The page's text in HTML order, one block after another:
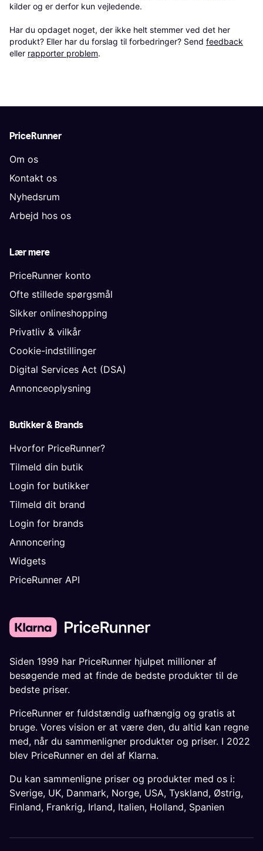
kilder og er derfor kun vejledende.
Har du opdaget noget, der ikke helt stemmer ved det her
produkt? Eller har du forslag til forbedringer? Send feedback
eller rapporter problem.
PriceRunner
Om os
Kontakt os
Nyhedsrum
Arbejd hos os
Lær mere
PriceRunner konto
Ofte stillede spørgsmål
Sikker onlineshopping
Privatliv & vilkår
Cookie-indstillinger
Digital Services Act (DSA)
Annonceoplysning
Butikker & Brands
Hvorfor PriceRunner?
Tilmeld din butik
Login for butikker
Tilmeld dit brand
Login for brands
Annoncering
Widgets
PriceRunner API
Siden 1999 har PriceRunner hjulpet millioner af
besøgende med at finde de bedste produkter til de
bedste priser.
PriceRunner er fuldstændig uafhængig og gratis at
bruge. Vores vision er at være den, du altid kan regne
med, når du sammenligner produkter og priser. I 2022
blev PriceRunner en del af Klarna.
Du kan sammenligne priser og produkter med os i:
Sverige, UK, Danmark, Norge, USA, Tyskland, Østrig,
Finland, Frankrig, Irland, Italien, Holland, Spanien